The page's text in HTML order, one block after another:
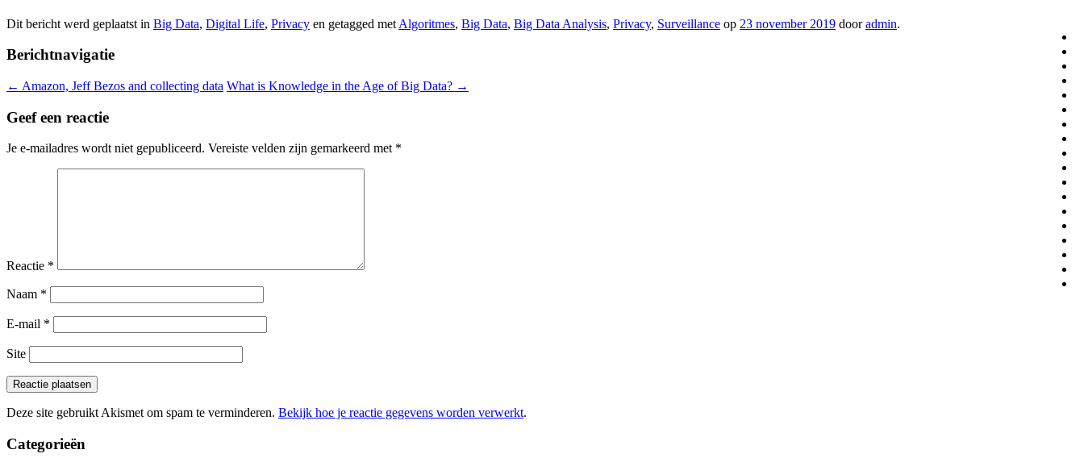
Dit bericht werd geplaatst in Big Data, Digital Life, Privacy en getagged met Algoritmes, Big Data, Big Data Analysis, Privacy, Surveillance op 23 november 2019 dooradmin.
Berichtnavigatie
← Amazon, Jeff Bezos and collecting data What is Knowledge in the Age of Big Data? →
Geef een reactie
Je e-mailadres wordt niet gepubliceerd. Vereiste velden zijn gemarkeerd met *
Reactie *
Naam *
E-mail *
Site
Deze site gebruikt Akismet om spam te verminderen. Bekijk hoe je reactie gegevens worden verwerkt.
Categorieën